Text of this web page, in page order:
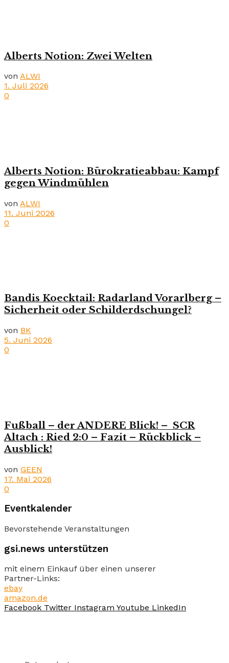
Alberts Notion: Zwei Welten
von ALWI
1. Juli 2026
0
Alberts Notion: Bürokratieabbau: Kampf
gegen Windmühlen
von ALWI
11. Juni 2026
0
Bandis Koecktail: Radarland Vorarlberg –
Sicherheit oder Schilderdschungel?
von BK
5. Juni 2026
0
Fußball – der ANDERE Blick! – SCR
Altach : Ried 2:0 – Fazit – Rückblick –
Ausblick!
von GEEN
17. Mai 2026
0
Eventkalender
Bevorstehende Veranstaltungen
gsi.news unterstützen
mit einem Einkauf über einen unserer
Partner-Links:
ebay
amazon.de
Facebook Twitter Instagram Youtube LinkedIn